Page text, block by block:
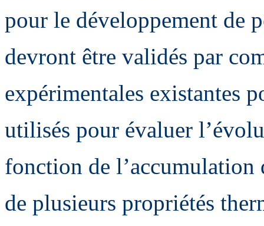
pour le développement de
devront être validés par
expérimentales existantes
utilisés pour évaluer
fonction de l’accumulation
de plusieurs propriétés